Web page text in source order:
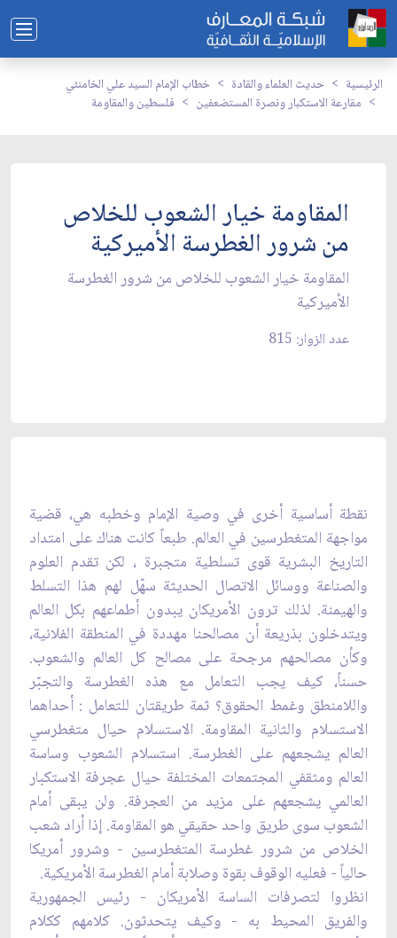
الرئيسية حديث العلماء والقادة
خطاب الإمام السيد علي الخامنئي
مقارعة الاستكبار ونصرة المستضعفين
فلسطين والمقاومة
المقاومة خيار الشعوب للخلاص
من شرور الغطرسة الأميركية
المقاومة خيار الشعوب للخلاص من شرور الغطرسة
الأميركية
عدد الزوار: 815
نقطة أساسية أخری في وصية الإمام وخطبه هي، قضية
مواجهة المتغطرسين في العالم. طبعاً كانت هناك علی‌ امتداد
التاريخ البشرية قوی‌ تسلطية متجبرة ، لكن تقدم العلوم
والصناعة ووسائل الاتصال الحديثة سهّل لهم هذا التسلط
والهيمنة. لذلك ترون الأمريكان يبدون أطماعهم بكل العالم
ويتدخلون بذريعة أن مصالحنا مهددة في المنطقة الفلانية،
وكأن مصالحهم مرجحة علی مصالح كل العالم والشعوب.
حسناً، كيف يجب التعامل مع هذه الغطرسة والتجبّر
واللامنطق وغمط الحقوق؟ ثمة طريقتان للتعامل : أحداهما
الاستسلام والثانية المقاومة. الاستسلام حيال متغطرسي
العالم يشجعهم علی الغطرسة. استسلام الشعوب وساسة
العالم ومثقفي المجتمعات المختلفة حيال عجرفة الاستكبار
العالمي يشجعهم علی مزيد من العجرفة. ولن يبقی أمام
الشعوب سوی طريق واحد حقيقي هو المقاومة. إذا أراد شعب
الخلاص من شرور غطرسة المتغطرسين - وشرور أمريكا
حالياً - فعليه الوقوف بقوة وصلابة‌ أمام الغطرسة‌ الأمريكية.
انظروا لتصرفات الساسة الأمريكان - رئيس الجمهورية
والفريق المحيط به - وكيف يتحدثون. كلامهم ككلام